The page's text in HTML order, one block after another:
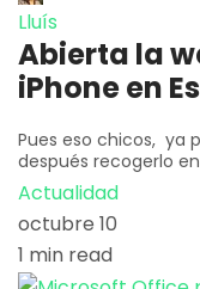
Lluís
Abierta la
iPhone en
Pues eso chicos, ya
después recogerlo
Actualidad
octubre 10
1 min read